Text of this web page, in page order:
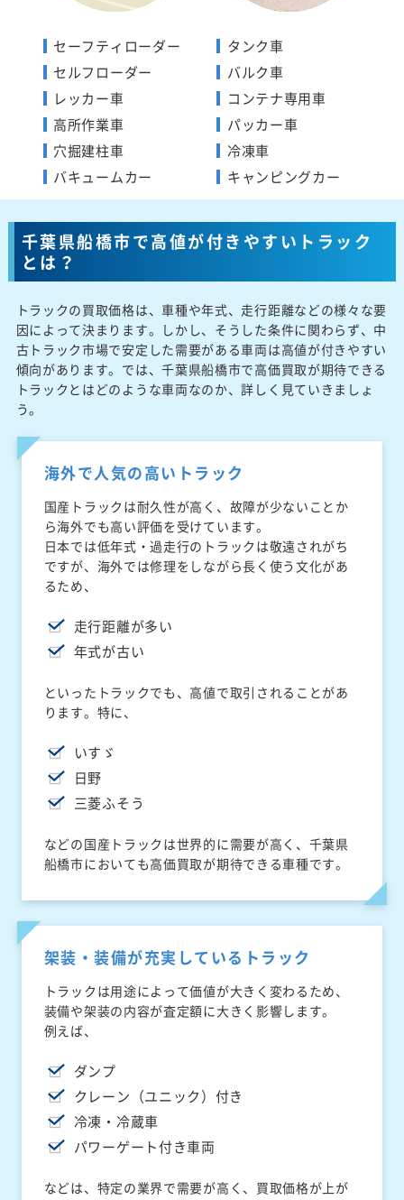
セーフティローダー
セルフローダー
レッカー車
高所作業車
穴掘建柱車
バキュームカー
タンク車
バルク車
コンテナ専用車
パッカー車
冷凍車
キャンピングカー
千葉県船橋市で高値が付きやすいトラック
とは？
トラックの買取価格は、車種や年式、走行距離などの様々な要
因によって決まります。しかし、そうした条件に関わらず、中
古トラック市場で安定した需要がある車両は高値が付きやすい
傾向があります。では、千葉県船橋市で高価買取が期待できる
トラックとはどのような車両なのか、詳しく見ていきましょ
う。
海外で人気の高いトラック
国産トラックは耐久性が高く、故障が少ないことか
ら海外でも高い評価を受けています。
日本では低年式・過走行のトラックは敬遠されがち
ですが、海外では修理をしながら長く使う文化があ
るため、
走行距離が多い
年式が古い
といったトラックでも、高値で取引されることがあ
ります。特に、
いすゞ
日野
三菱ふそう
などの国産トラックは世界的に需要が高く、千葉県
船橋市においても高価買取が期待できる車種です。
架装・装備が充実しているトラック
トラックは用途によって価値が大きく変わるため、
装備や架装の内容が査定額に大きく影響します。
例えば、
ダンプ
クレーン（ユニック）付き
冷凍・冷蔵車
パワーゲート付き車両
などは、特定の業界で需要が高く、買取価格が上が